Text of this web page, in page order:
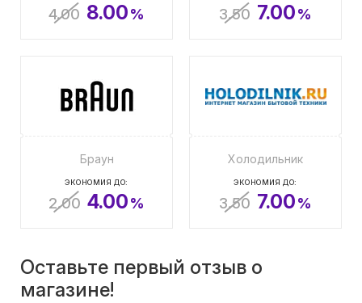
4.00 8.00% 3.50 7.00%
Браун
ЭКОНОМИЯ ДО:
2.00 4.00%
Холодильник
ЭКОНОМИЯ ДО:
3.50 7.00%
Оставьте первый отзыв о
магазине!